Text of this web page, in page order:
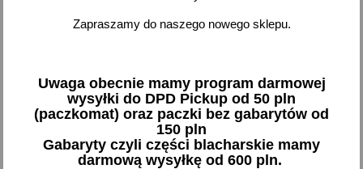
Śruba koła felgi FSO
Dodaj
- +
Zapraszamy do naszego nowego sklepu.
Uwaga obecnie mamy program darmowej
wysyłki do DPD Pickup od 50 pln
(paczkomat) oraz paczki bez gabarytów od
150 pln
Gabaryty czyli części blacharskie mamy
darmową wysyłkę od 600 pln.